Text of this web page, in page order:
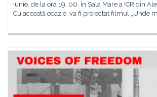
iunie, de la ora 19. 00, în Sala Mare a ICR din
Cu această ocazie, va fi proiectat filmul „Unde